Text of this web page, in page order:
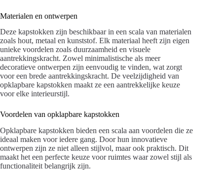
Materialen en ontwerpen
Deze kapstokken zijn beschikbaar in een scala van materialen
zoals hout, metaal en kunststof. Elk materiaal heeft zijn eigen
unieke voordelen zoals duurzaamheid en visuele
aantrekkingskracht. Zowel minimalistische als meer
decoratieve ontwerpen zijn eenvoudig te vinden, wat zorgt
voor een brede aantrekkingskracht. De veelzijdigheid van
opklapbare kapstokken maakt ze een aantrekkelijke keuze
voor elke interieurstijl.
Voordelen van opklapbare kapstokken
Opklapbare kapstokken bieden een scala aan voordelen die ze
ideaal maken voor iedere gang. Door hun innovatieve
ontwerpen zijn ze niet alleen stijlvol, maar ook praktisch. Dit
maakt het een perfecte keuze voor ruimtes waar zowel stijl als
functionaliteit belangrijk zijn.